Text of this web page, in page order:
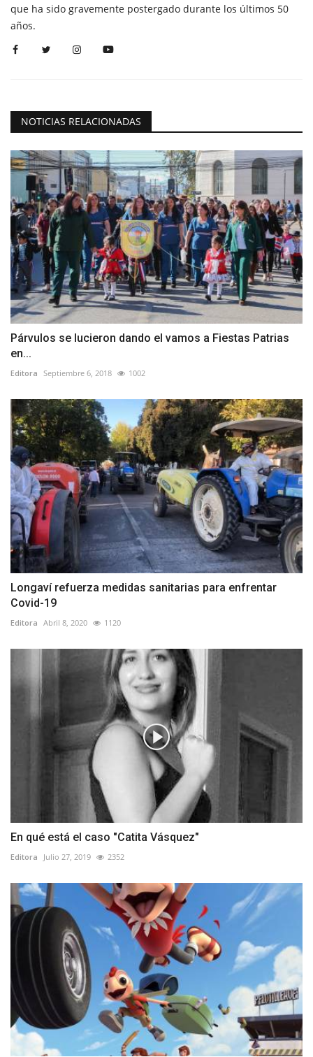
que ha sido gravemente postergado durante los últimos 50
años.
NOTICIAS RELACIONADAS
Párvulos se lucieron dando el vamos a Fiestas Patrias
en...
Editora Septiembre 6, 2018 1002
Longaví refuerza medidas sanitarias para enfrentar
Covid-19
Editora Abril 8, 2020 1120
En qué está el caso "Catita Vásquez"
Editora Julio 27, 2019 2352